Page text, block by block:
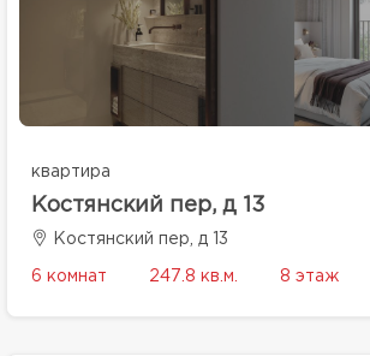
квартира
Костянский пер, д 13
Костянский пер, д 13
6 комнат 247.8 кв.м. 8 этаж